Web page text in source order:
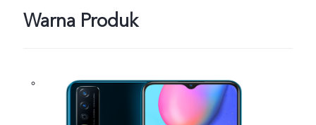
Warna Produk